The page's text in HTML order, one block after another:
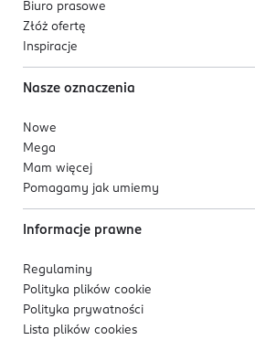
Biuro prasowe
Złóż ofertę
Inspiracje
Nasze oznaczenia
Nowe
Mega
Mam więcej
Pomagamy jak umiemy
Informacje prawne
Regulaminy
Polityka plików cookie
Polityka prywatności
Lista plików cookies